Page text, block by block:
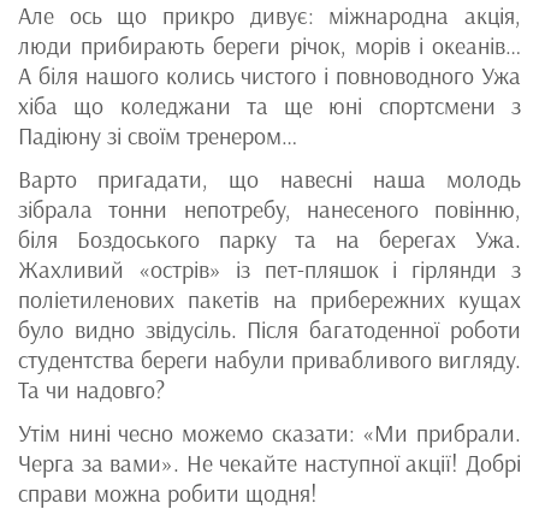
Але ось що прикро дивує: міжнародна акція,
люди прибирають береги річок, морів і океанів…
А біля нашого колись чистого і повноводного Ужа
хіба що коледжани та ще юні спортсмени з
Падіюну зі своїм тренером…
Варто пригадати, що навесні наша молодь
зібрала тонни непотребу, нанесеного повінню,
біля Боздоського парку та на берегах Ужа.
Жахливий «острів» із пет-пляшок і гірлянди з
поліетиленових пакетів на прибережних кущах
було видно звідусіль. Після багатоденної роботи
студентства береги набули привабливого вигляду.
Та чи надовго?
Утім нині чесно можемо сказати: «Ми прибрали.
Черга за вами». Не чекайте наступної акції! Добрі
справи можна робити щодня!